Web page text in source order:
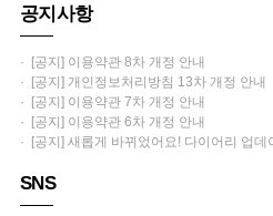
공지사항
· [공지] 이용약관 8차 개정 안내
· [공지] 개인정보처리방침 13차 개정 안내
· [공지] 이용약관 7차 개정 안내
· [공지] 이용약관 6차 개정 안내
· [공지] 새롭게 바뀌었어요! 다이어리 업데
SNS